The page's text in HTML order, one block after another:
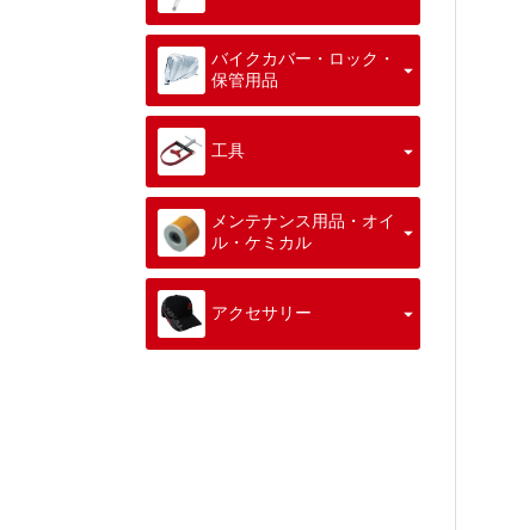
バイクカバー・ロック・
保管用品
工具
メンテナンス用品・オイ
ル・ケミカル
アクセサリー